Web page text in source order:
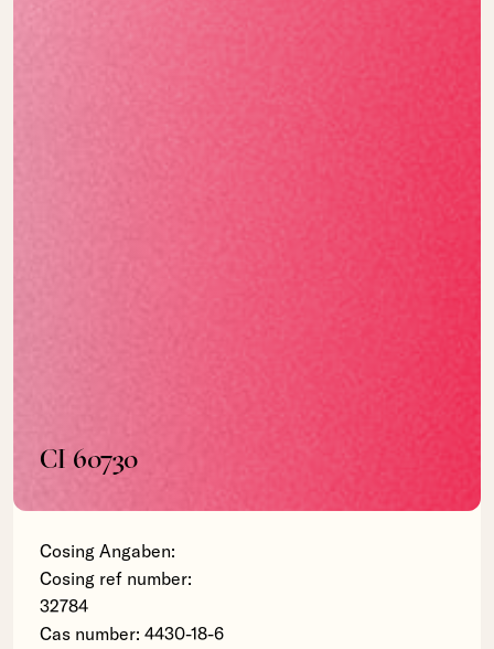
CI 60730
Cosing Angaben:
Cosing ref number:
32784
Cas number: 4430-18-6